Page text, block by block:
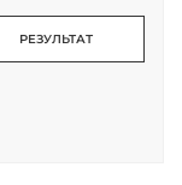
РЕЗУЛЬТАТ